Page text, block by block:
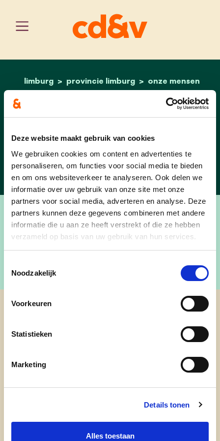
Deze website maakt gebruik van cookies
We gebruiken cookies om content en advertenties te
personaliseren, om functies voor social media te bieden
en om ons websiteverkeer te analyseren. Ook delen we
informatie over uw gebruik van onze site met onze
partners voor social media, adverteren en analyse. Deze
partners kunnen deze gegevens combineren met andere
informatie die u aan ze heeft verstrekt of die ze hebben
verzameld op basis van uw gebruik van hun services.
Noodzakelijk
Voorkeuren
Statistieken
Marketing
Details tonen
Alles toestaan
home
limburg provincie limburg onze mensen
lieve theuwissen
Lieve Theuwissen
7e opvolger - Vlaams
Parlement